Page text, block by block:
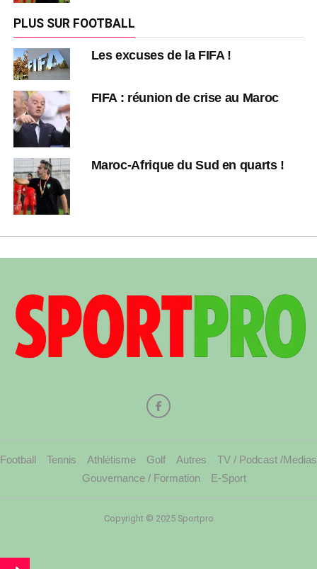
PLUS SUR FOOTBALL
Les excuses de la FIFA !
FIFA : réunion de crise au Maroc
Maroc-Afrique du Sud en quarts !
Football Tennis Athlétisme Golf Autres
TV / Podcast /Medias
Gouvernance / Formation
E-Sport
Copyright © 2025 Sportpro